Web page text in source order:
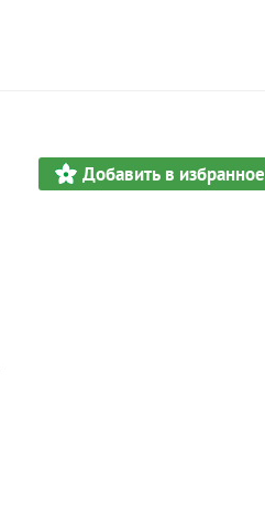
Добавить в избранное